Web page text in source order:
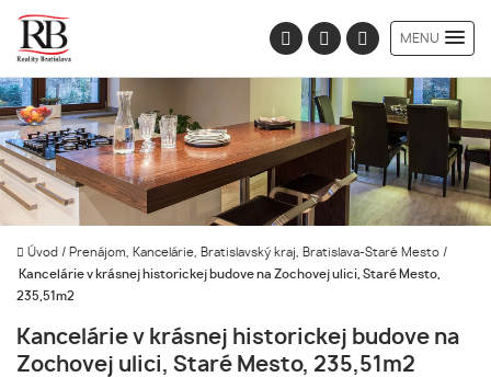
MENU
Úvod / Prenájom, Kancelárie, Bratislavský kraj, Bratislava-Staré Mesto /
Kancelárie v krásnej historickej budove na Zochovej ulici, Staré Mesto,
235,51m2
Kancelárie v krásnej historickej budove na
Zochovej ulici, Staré Mesto, 235,51m2